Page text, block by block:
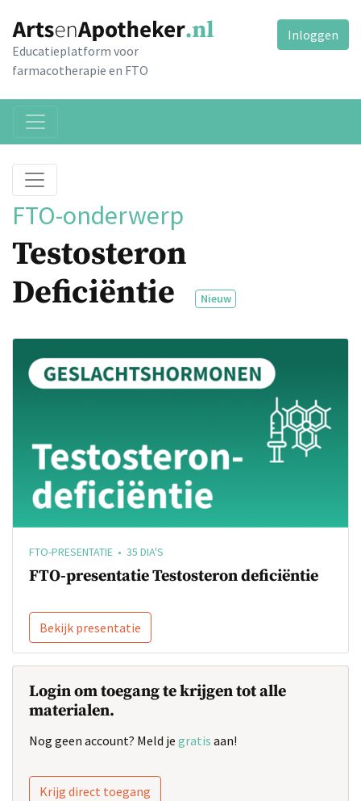
Educatieplatform voor
farmacotherapie en FTO
Inloggen
FTO-onderwerp
Testosteron
Deficiëntie
Nieuw
FTO-PRESENTATIE • 35 DIA'S
FTO-presentatie Testosteron deficiëntie
Bekijk presentatie
Login om toegang te krijgen tot alle
materialen.
Nog geen account? Meld je gratis aan!
Krijg direct toegang